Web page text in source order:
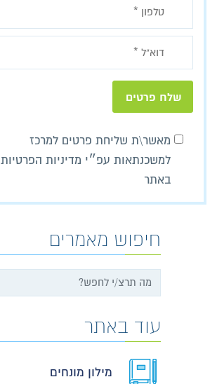
מאשר\ת שליחת פרטים למרכז
למשכנתאות עפ״י מדיניות הפרטיות
באתר
חיפוש מאמרים
עוד באתר
מילון מונחים